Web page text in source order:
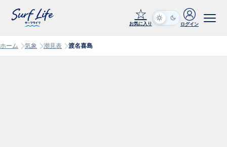
☆
お気に入り ログイン
ホーム 気象 潮見表 渡名喜島